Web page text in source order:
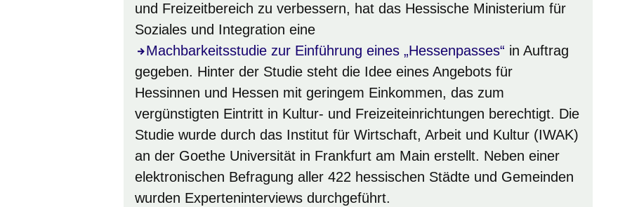
und Freizeitbereich zu verbessern, hat das Hessische Ministerium für
Soziales und Integration eine
Machbarkeitsstudie zur Einführung eines „Hessenpasses“
Öffnet sich in einem neuen Fenster
in Auftrag
gegeben. Hinter der Studie steht die Idee eines Angebots für
Hessinnen und Hessen mit geringem Einkommen, das zum
vergünstigten Eintritt in Kultur- und Freizeiteinrichtungen berechtigt. Die
Studie wurde durch das Institut für Wirtschaft, Arbeit und Kultur (IWAK)
an der Goethe Universität in Frankfurt am Main erstellt. Neben einer
elektronischen Befragung aller 422 hessischen Städte und Gemeinden
wurden Experteninterviews durchgeführt.